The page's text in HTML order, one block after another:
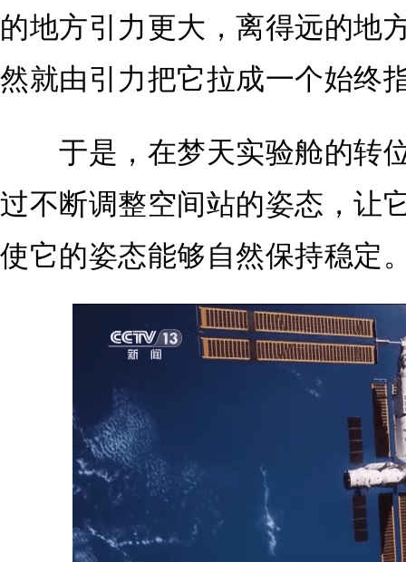
的地方引力更大，离得远的地
然就由引力把它拉成一个始终
于是，在梦天实验舱的转
过不断调整空间站的姿态，让
使它的姿态能够自然保持稳定